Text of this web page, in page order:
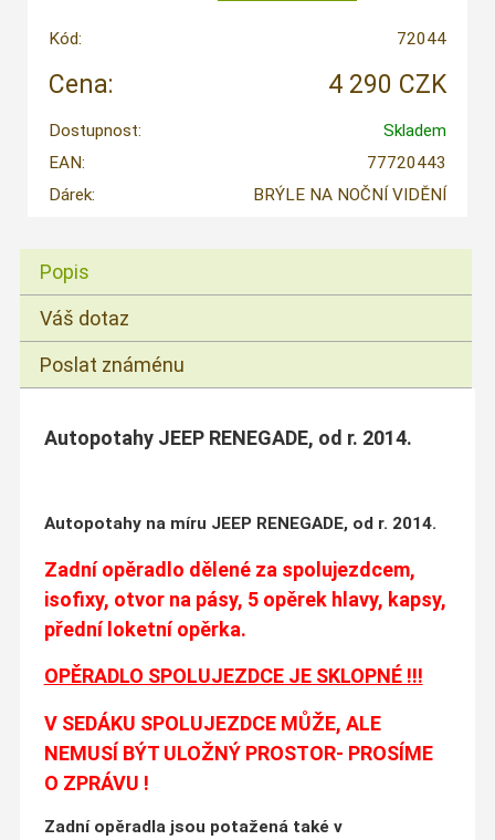
Kód: 72044
Cena: 4 290 CZK
Dostupnost:
Skladem
EAN:
77720443
Dárek:
BRÝLE NA NOČNÍ VIDĚNÍ
Popis
Váš dotaz
Poslat známénu
Autopotahy JEEP RENEGADE, od r. 2014.
Autopotahy na míru JEEP RENEGADE, od r. 2014.
Zadní opěradlo dělené za spolujezdcem,
isofixy, otvor na pásy, 5 opěrek hlavy, kapsy,
přední loketní opěrka.
OPĚRADLO SPOLUJEZDCE JE SKLOPNÉ !!!
V SEDÁKU SPOLUJEZDCE MŮŽE, ALE
NEMUSÍ BÝT ULOŽNÝ PROSTOR- PROSÍME
O ZPRÁVU !
Zadní opěradla jsou potažená také v